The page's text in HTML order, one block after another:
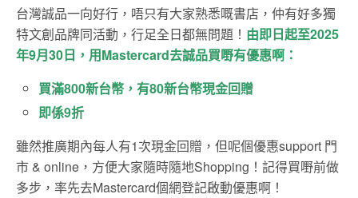
台灣誠品一向好行，唔只有大家熟悉嘅書店，仲有好多獨
特文創品牌同活動，行足全日都無問題！ 由即日起至2025
年9月30日，用Mastercard去誠品買嘢有優惠啊：
買滿800新台幣，有80新台幣現金回贈
即係9折
雖然推廣期內每人有1次現金回贈，但呢個優惠support 門
市 & online，方便大家隨時隨地Shopping！記得買嘢前做
多步，率先去Mastercard個網登記啟動優惠啊！